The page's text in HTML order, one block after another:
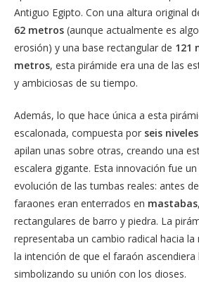
Antiguo Egipto. Con una altura original
62 metros (aunque actualmente es
erosión) y una base rectangular de 121
metros, esta pirámide era una de las
y ambiciosas de su tiempo.
Además, lo que hace única a esta
escalonada, compuesta por seis niveles
apilan unas sobre otras, creando una
escalera gigante. Esta innovación fue
evolución de las tumbas reales: antes
faraones eran enterrados en mastabas
rectangulares de barro y piedra. La
representaba un cambio radical hacia
la intención de que el faraón ascendiera
simbolizando su unión con los dioses.